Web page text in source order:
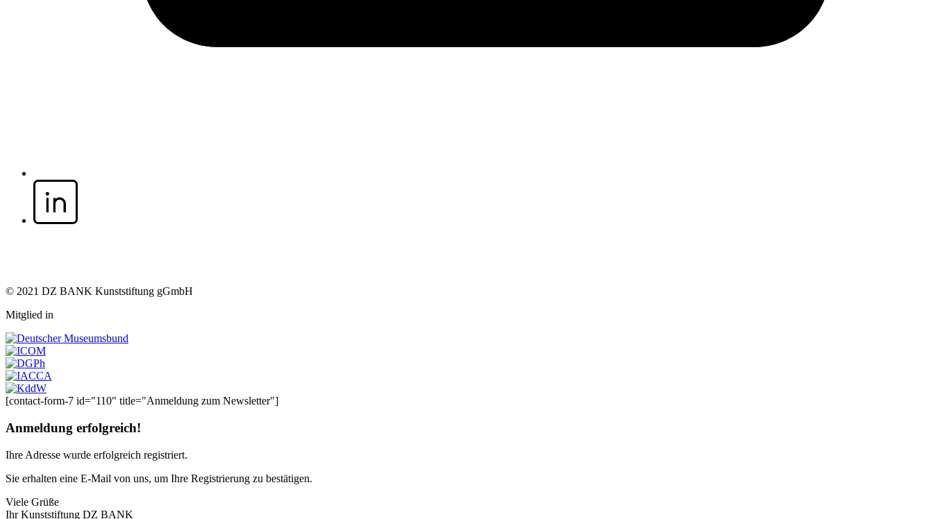
© 2021 DZ BANK Kunststiftung gGmbH
Mitglied in
[contact-form-7 id="110" title="Anmeldung zum Newsletter"]
Anmeldung erfolgreich!
Ihre Adresse wurde erfolgreich registriert.
Sie erhalten eine E-Mail von uns, um Ihre Registrierung zu bestätigen.
Viele Grüße
Ihr Kunststiftung DZ BANK